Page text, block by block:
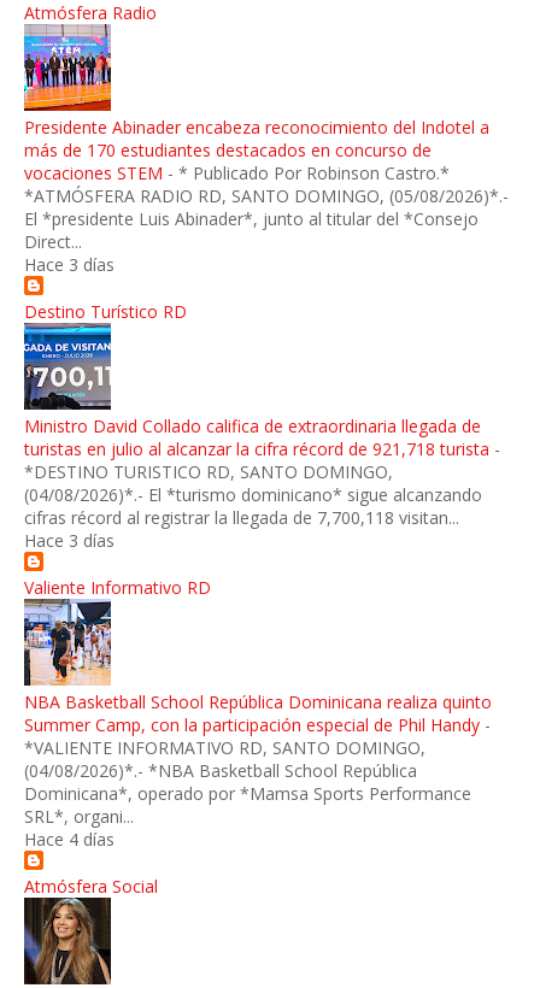
Atmósfera Radio
Presidente Abinader encabeza reconocimiento del Indotel a
más de 170 estudiantes destacados en concurso de
vocaciones STEM - * Publicado Por Robinson Castro.*
*ATMÓSFERA RADIO RD, SANTO DOMINGO, (05/08/2026)*.-
El *presidente Luis Abinader*, junto al titular del *Consejo
Direct...
Hace 3 días
Destino Turístico RD
Ministro David Collado califica de extraordinaria llegada de
turistas en julio al alcanzar la cifra récord de 921,718 turista -
*DESTINO TURISTICO RD, SANTO DOMINGO,
(04/08/2026)*.- El *turismo dominicano* sigue alcanzando
cifras récord al registrar la llegada de 7,700,118 visitan...
Hace 3 días
Valiente Informativo RD
NBA Basketball School República Dominicana realiza quinto
Summer Camp, con la participación especial de Phil Handy -
*VALIENTE INFORMATIVO RD, SANTO DOMINGO,
(04/08/2026)*.- *NBA Basketball School República
Dominicana*, operado por *Mamsa Sports Performance
SRL*, organi...
Hace 4 días
Atmósfera Social